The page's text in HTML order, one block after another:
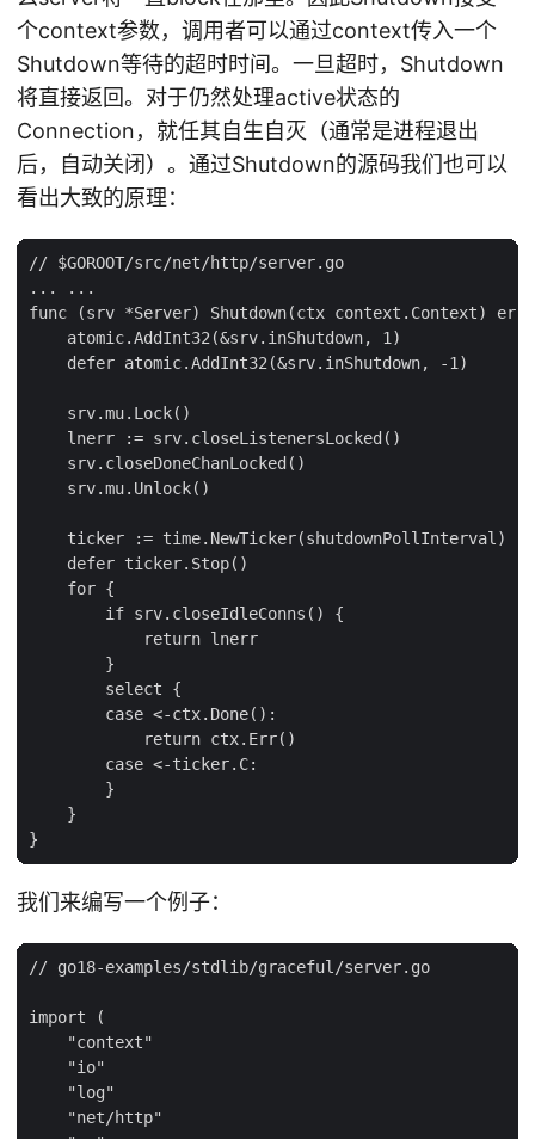
个context参数，调用者可以通过context传入一个
Shutdown等待的超时时间。一旦超时，Shutdown
将直接返回。对于仍然处理active状态的
Connection，就任其自生自灭（通常是进程退出
后，自动关闭）。通过Shutdown的源码我们也可以
看出大致的原理：
// $GOROOT/src/net/http/server.go
... ...
func (srv *Server) Shutdown(ctx context.Context)
    atomic.AddInt32(&srv.inShutdown, 1)
    defer atomic.AddInt32(&srv.inShutdown, -1)
    srv.mu.Lock()
    lnerr := srv.closeListenersLocked()
    srv.closeDoneChanLocked()
    srv.mu.Unlock()
    ticker := time.NewTicker(shutdownPollInterval)
    defer ticker.Stop()
    for {
        if srv.closeIdleConns() {
            return lnerr
        }
        select {
        case <-ctx.Done():
            return ctx.Err()
        case <-ticker.C:
        }
    }
我们来编写一个例子：
// go18-examples/stdlib/graceful/server.go
import (
    "context"
    "io"
    "log"
    "net/http"